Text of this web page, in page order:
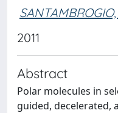
2011
Abstract
Polar molecules in
guided, decelerated,